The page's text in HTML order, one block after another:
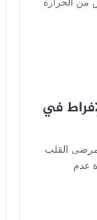
في
القلب
عدم